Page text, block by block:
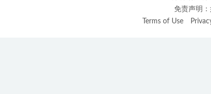
免责声明
Terms of Use